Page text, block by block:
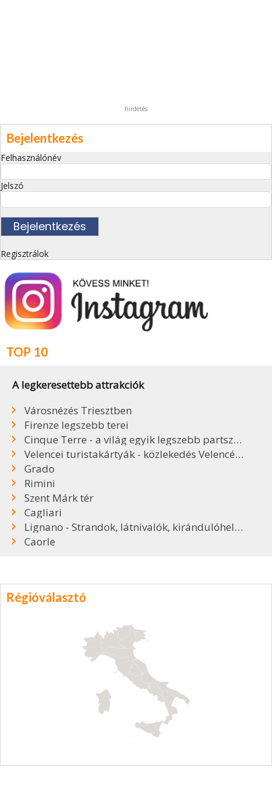
hirdetés
Bejelentkezés
Felhasználónév
Jelszó
Regisztrálok
TOP 10
A legkeresettebb attrakciók
Városnézés Triesztben
Firenze legszebb terei
Cinque Terre - a világ egyik legszebb partszakasza
Velencei turistakártyák - közlekedés Velencében
Grado
Rimini
Szent Márk tér
Cagliari
Lignano - Strandok, látnivalók, kirándulóhelyek
Caorle
Régióválasztó